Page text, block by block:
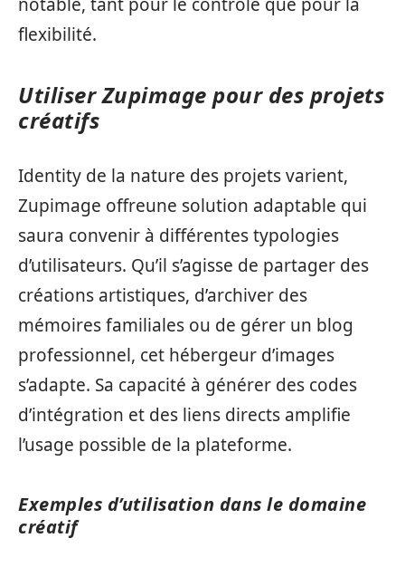
flexibilité.
Utiliser Zupimage pour des projets
créatifs
Identity de la nature des projets varient,
Zupimage offreune solution adaptable qui
saura convenir à différentes typologies
d’utilisateurs. Qu’il s’agisse de partager des
créations artistiques, d’archiver des
mémoires familiales ou de gérer un blog
professionnel, cet hébergeur d’images
s’adapte. Sa capacité à générer des codes
d’intégration et des liens directs amplifie
l’usage possible de la plateforme.
Exemples d’utilisation dans le domaine
créatif